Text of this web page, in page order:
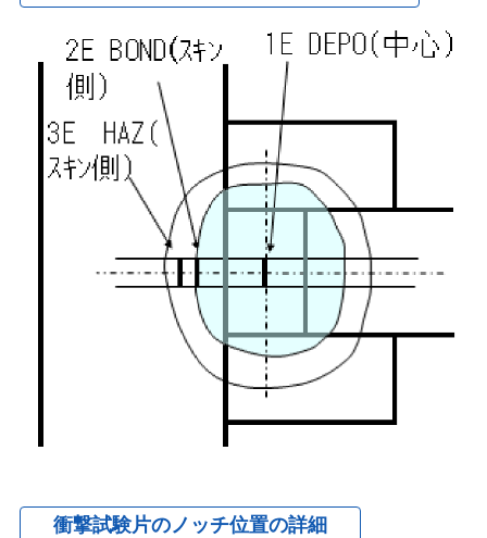
衝撃試験片のノッチ位置の詳細